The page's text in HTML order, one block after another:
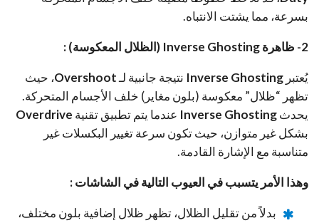
بسرعة، مما يشتت الانتباه.
2- ظاهرة Inverse Ghosting (الظلال المعكوسة) :
يُعتبر Inverse Ghosting نتيجة جانبية لـOvershoot، حيث
تظهر “ظلال” معكوسة (بلون مغاير) خلف الأجسام المتحركة.
يحدثInverse Ghosting عندما يتم تطبيق تقنية Overdrive
بشكل غير متوازن، حيث تكون سرعة تغيير البكسلات غير
متناسبة مع الإشارة القادمة.
وهذا الأمر يتسبب في العيوب التالية في الشاشات :
بدلاً من تقليل الظلال، تظهر ظلال إضافية بلون مختلف،